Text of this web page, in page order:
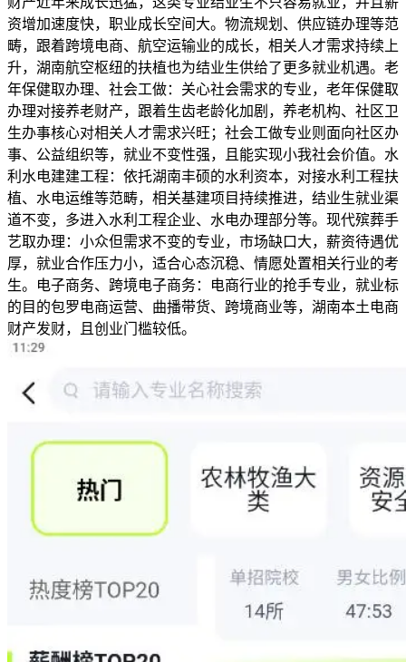
资增加速度快，职业成长空间大。物流规划、供应链办理等范
畴，跟着跨境电商、航空运输业的成长，相关人才需求持续上
升，湖南航空枢纽的扶植也为结业生供给了更多就业机遇。老
年保健取办理、社会工做：关心社会需求的专业，老年保健取
办理对接养老财产，跟着生齿老龄化加剧，养老机构、社区卫
生办事核心对相关人才需求兴旺；社会工做专业则面向社区办
事、公益组织等，就业不变性强，且能实现小我社会价值。水
利水电建建工程：依托湖南丰硕的水利资本，对接水利工程扶
植、水电运维等范畴，相关基建项目持续推进，结业生就业渠
道不变，多进入水利工程企业、水电办理部分等。现代殡葬手
艺取办理：小众但需求不变的专业，市场缺口大，薪资待遇优
厚，就业合作压力小，适合心态沉稳、情愿处置相关行业的考
生。电子商务、跨境电子商务：电商行业的抢手专业，就业标
的目的包罗电商运营、曲播带货、跨境商业等，湖南本土电商
财产发财，且创业门槛较低。